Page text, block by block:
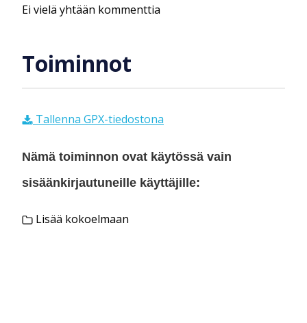
Ei vielä yhtään kommenttia
Toiminnot
Tallenna GPX-tiedostona
Nämä toiminnon ovat käytössä vain
sisäänkirjautuneille käyttäjille:
Lisää kokoelmaan